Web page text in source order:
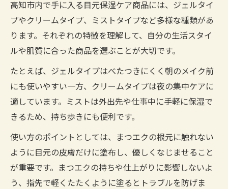
高知市内で手に入る目元保湿ケア商品には、ジェルタイ
プやクリームタイプ、ミストタイプなど多様な種類があ
ります。それぞれの特徴を理解して、自分の生活スタイ
ルや肌質に合った商品を選ぶことが大切です。
たとえば、ジェルタイプはべたつきにくく朝のメイク前
にも使いやすい一方、クリームタイプは夜の集中ケアに
適しています。ミストは外出先や仕事中に手軽に保湿で
きるため、持ち歩きにも便利です。
使い方のポイントとしては、まつエクの根元に触れない
ように目元の皮膚だけに塗布し、優しくなじませること
が重要です。まつエクの持ちや仕上がりに影響しないよ
う、指先で軽くたたくように塗るとトラブルを防げま